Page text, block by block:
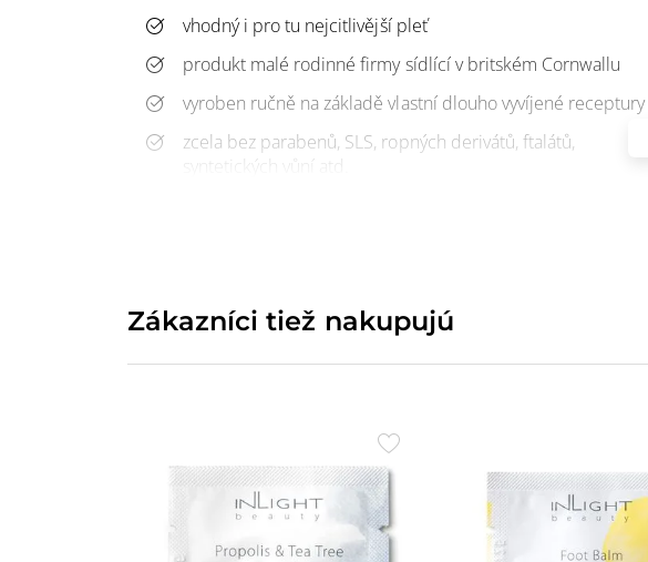
vhodný i pro tu nejcitlivější pleť
produkt malé rodinné firmy sídlící v britském Cornwallu
vyroben ručně na základě vlastní dlouho vyvíjené receptury
zcela bez parabenů, SLS, ropných derivátů, ftalátů,
syntetických vůní atd.
Zákazníci tiež nakupujú
Přidat
do
oblíbených